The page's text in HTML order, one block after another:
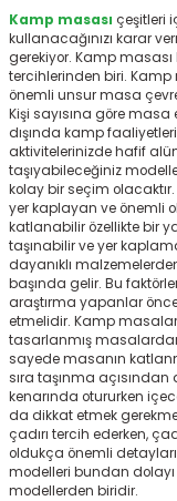
Kamp masası çeşitleri
kullanacağınızı karar
gerekiyor. Kamp masası
tercihlerinden biri.
önemli unsur masa
Kişi sayısına göre
dışında kamp
aktivitelerinizde hafif
taşıyabileceğiniz
kolay bir seçim
yer kaplayan ve önemli
katlanabilir özellikte bir
taşınabilir ve yer
dayanıklı
başında gelir. Bu
araştırma yapanlar
etmelidir. Kamp
tasarlanmış
sayede masanın
sıra taşınma
kenarında otururken
da dikkat etmek
çadırı tercih ederken,
oldukça önemli
modelleri bundan
modellerden biridir.